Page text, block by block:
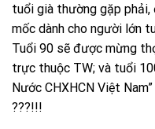
tuổi già thường gặp
mốc dành cho người lớn
Tuổi 90 sẽ được mừng
trực thuộc TW; và tuổi
Nước CHXHCN Việt
???!!!